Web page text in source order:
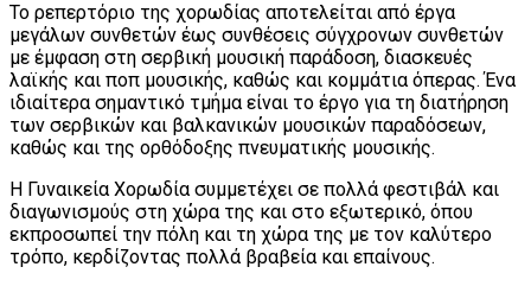
Το ρεπερτόριο της χορωδίας αποτελείται από έργα
μεγάλων συνθετών έως συνθέσεις σύγχρονων συνθετών
με έμφαση στη σερβική μουσική παράδοση, διασκευές
λαϊκής και ποπ μουσικής, καθώς και κομμάτια όπερας. Ένα
ιδιαίτερα σημαντικό τμήμα είναι το έργο για τη διατήρηση
των σερβικών και βαλκανικών μουσικών παραδόσεων,
καθώς και της ορθόδοξης πνευματικής μουσικής.
Η Γυναικεία Χορωδία συμμετέχει σε πολλά φεστιβάλ και
διαγωνισμούς στη χώρα της και στο εξωτερικό, όπου
εκπροσωπεί την πόλη και τη χώρα της με τον καλύτερο
τρόπο, κερδίζοντας πολλά βραβεία και επαίνους.